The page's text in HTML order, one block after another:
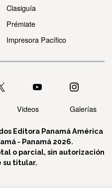
Clasiguía
Prémiate
Impresora Pacífico
Videos Galerías
Editora Panamá América
- Panamá 2026.
o parcial, sin autorización
su titular.